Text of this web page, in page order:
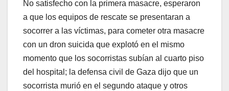
No satisfecho con la primera masacre, esperaron
a que los equipos de rescate se presentaran a
socorrer a las víctimas, para cometer otra masacre
con un dron suicida que explotó en el mismo
momento que los socorristas subían al cuarto piso
del hospital; la defensa civil de Gaza dijo que un
socorrista murió en el segundo ataque y otros